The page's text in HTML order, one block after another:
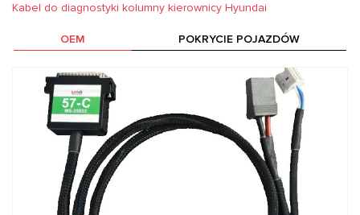
Kabel do diagnostyki kolumny kierownicy Hyundai
OEM POKRYCIE POJAZDÓW